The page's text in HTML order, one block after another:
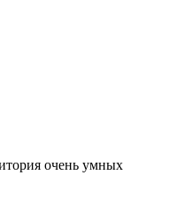
очень умных